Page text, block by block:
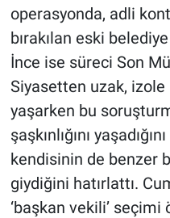
operasyonda, adli
bırakılan eski
İnce ise süreci Son
Siyasetten uzak,
yaşarken bu
şaşkınlığını
kendisinin de benzer
giydiğini hatırlattı.
‘başkan vekili’ seçimi